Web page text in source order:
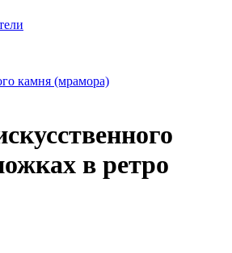
камня (мрамора)
в ретро